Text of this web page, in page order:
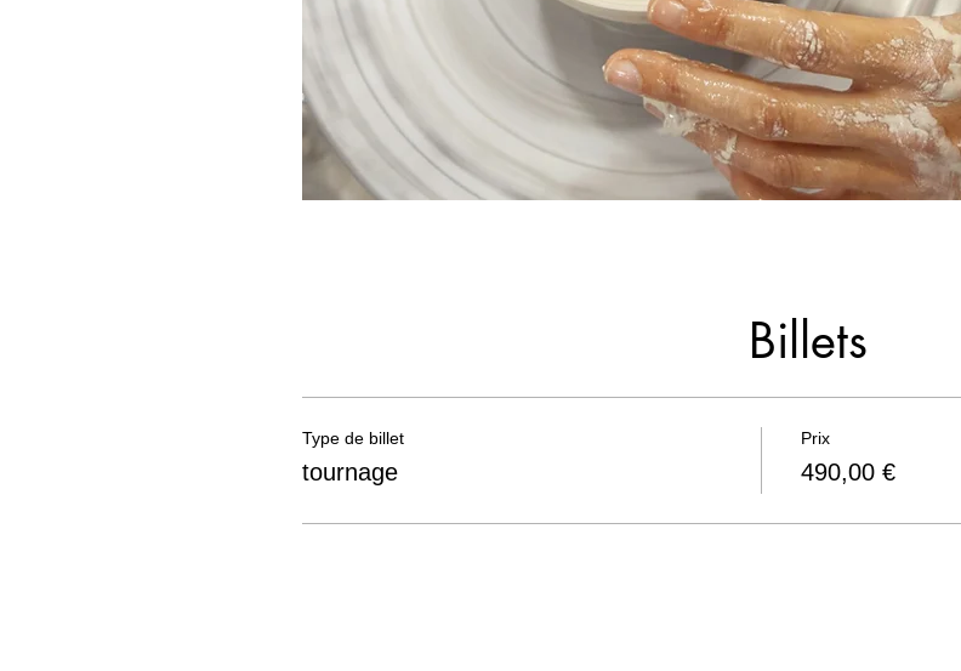
Billets
Type de billet
tournage
Prix
490,00 €